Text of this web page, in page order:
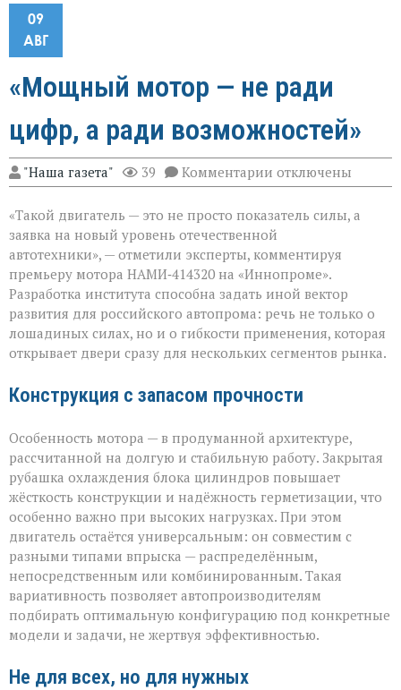
09
АВГ
«Мощный мотор — не ради
цифр, а ради возможностей»
"Наша газета" 39 Комментарии к
записи
мотор — не
ради
а
ради
возможностей»
отключены
«Такой двигатель — это не просто показатель силы, а
заявка на новый уровень отечественной
автотехники», — отметили эксперты, комментируя
премьеру мотора НАМИ‑414320 на «Иннопроме».
Разработка института способна задать иной вектор
развития для российского автопрома: речь не только о
лошадиных силах, но и о гибкости применения, которая
открывает двери сразу для нескольких сегментов рынка.
Конструкция с запасом прочности
Особенность мотора — в продуманной архитектуре,
рассчитанной на долгую и стабильную работу. Закрытая
рубашка охлаждения блока цилиндров повышает
жёсткость конструкции и надёжность герметизации, что
особенно важно при высоких нагрузках. При этом
двигатель остаётся универсальным: он совместим с
разными типами впрыска — распределённым,
непосредственным или комбинированным. Такая
вариативность позволяет автопроизводителям
подбирать оптимальную конфигурацию под конкретные
модели и задачи, не жертвуя эффективностью.
Не для всех, но для нужных